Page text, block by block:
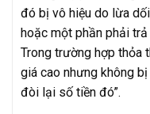
đó bị vô hiệu do lừa
hoặc một phần phải
Trong trường hợp thỏa
giá cao nhưng không
đòi lại số tiền đó”.